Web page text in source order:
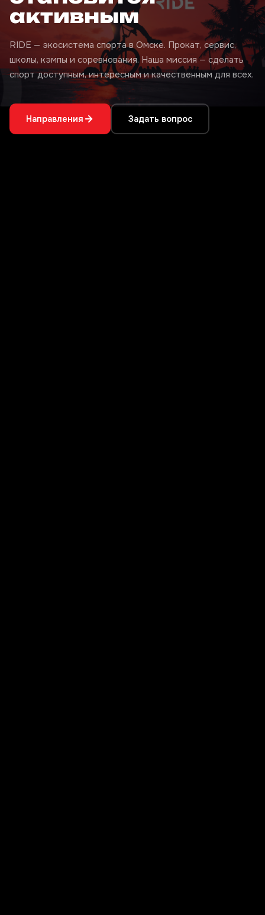
активным
RIDE — экосистема спорта в Омске. Прокат, сервис,
школы, кэмпы и соревнования. Наша миссия — сделать
спорт доступным, интересным и качественным для всех.
Направления Задать вопрос